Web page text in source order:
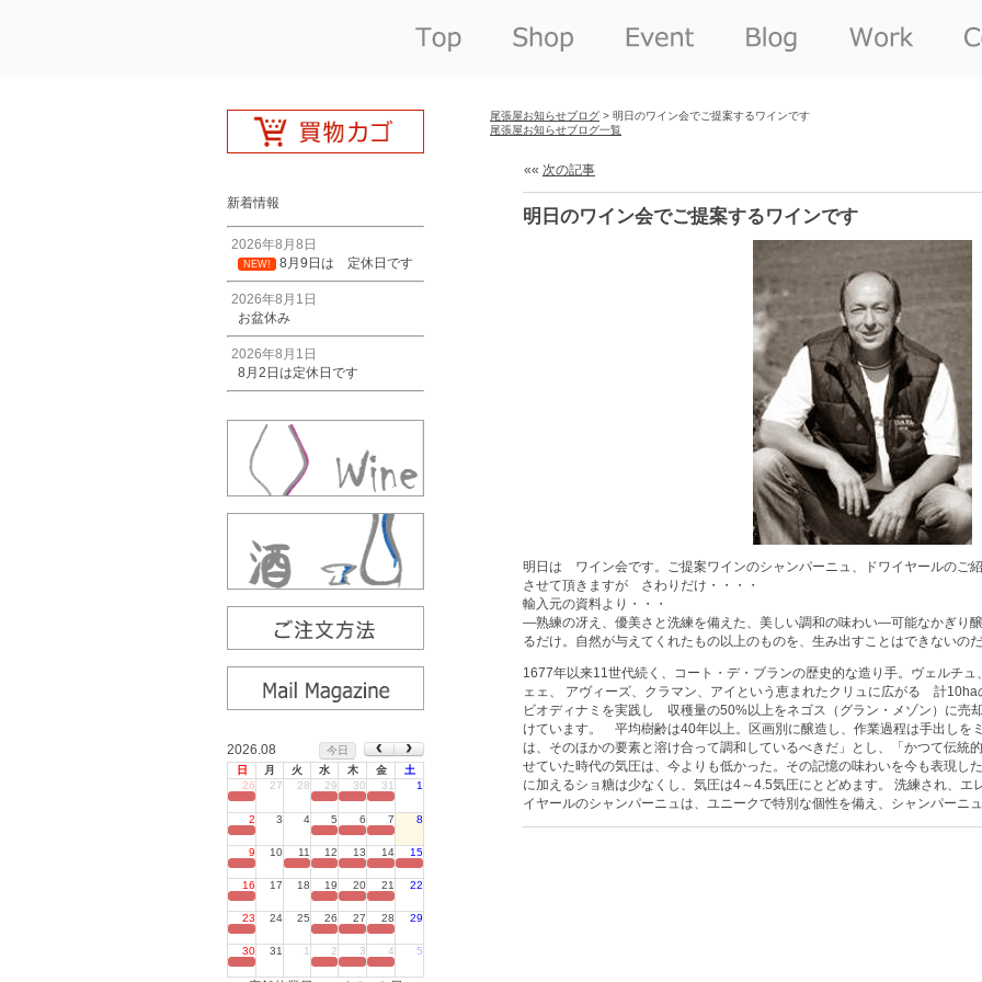
新着情報
2026年8月8日
NEW! 8月9日は 定休日です
2026年8月1日
お盆休み
2026年8月1日
8月2日は定休日です
2026.08
今日
日
月 火 水 木 金
土
26
27 28 29 30 31 1
2 3 4 5 6 7 8
9 10 11 12 13 14 15
16 17 18 19 20 21 22
23 24 25 26 27 28 29
30 31 1 2 3 4 5
尾張屋お知らせブログ > 明日のワイン会でご提案するワインです
尾張屋お知らせブログ一覧
«« 次の記事
明日のワイン会でご提案するワインです
明日は ワイン会です。ご提案ワインのシャンパーニュ、ドワイヤールのご
させて頂きますが さわりだけ・・・・
輸入元の資料より・・・
―熟練の冴え、優美さと洗練を備えた、美しい調和の味わい―可能なかぎり
るだけ。自然が与えてくれたもの以上のものを、生み出すことはできないの
1677年以来11世代続く、コート・デ・ブランの歴史的な造り手。ヴェルチ
ェェ、 アヴィーズ、クラマン、アイという恵まれたクリュに広がる 計10ha
ビオディナミを実践し 収穫量の50%以上をネゴス（グラン・メゾン）に売
けています。 平均樹齢は40年以上。区画別に醸造し、作業過程は手出しを
は、そのほかの要素と溶け合って調和しているべきだ」とし、「かつて伝統
せていた時代の気圧は、今よりも低かった。その記憶の味わいを今も表現し
に加えるショ糖は少なくし、気圧は4～4.5気圧にとどめます。 洗練され、エ
イヤールのシャンパーニュは、ユニークで特別な個性を備え、シャンパーニ